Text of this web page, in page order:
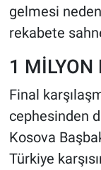
gelmesi
rekabete
1 MİLYON
Final
cephesinden
Kosova
Türkiye